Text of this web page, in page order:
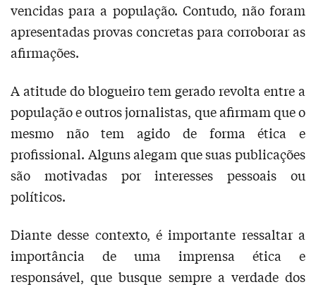
vencidas para a população. Contudo, não foram
apresentadas provas concretas para corroborar as
afirmações.
A atitude do blogueiro tem gerado revolta entre a
população e outros jornalistas, que afirmam que o
mesmo não tem agido de forma ética e
profissional. Alguns alegam que suas publicações
são motivadas por interesses pessoais ou
políticos.
Diante desse contexto, é importante ressaltar a
importância de uma imprensa ética e
responsável, que busque sempre a verdade dos